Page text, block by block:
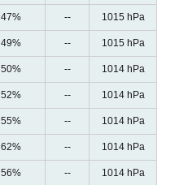
47% -- 1015 hPa
49% -- 1015 hPa
50% -- 1014 hPa
52% -- 1014 hPa
55% -- 1014 hPa
62% -- 1014 hPa
56% -- 1014 hPa